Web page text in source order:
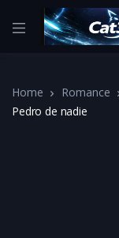
Home Romance
Pedro de nadie